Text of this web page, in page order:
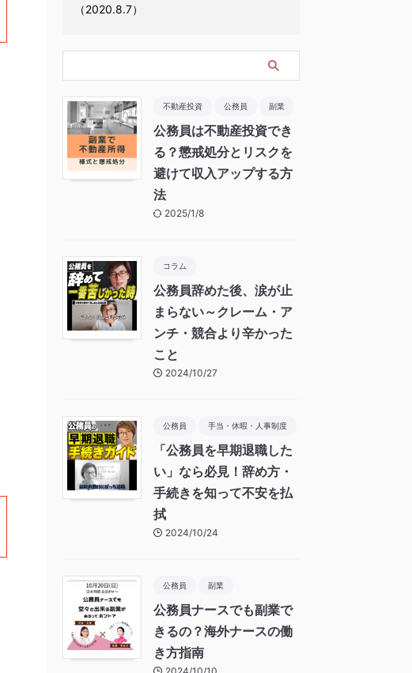
（2020.8.7）
不動産投資 公務員 副業
公務員は不動産投資でき
る？懲戒処分とリスクを
避けて収入アップする方
法
2025/1/8
コラム
公務員辞めた後、涙が止
まらない～クレーム・ア
ンチ・競合より辛かった
こと
2024/10/27
公務員 手当・休暇・人事制度
「公務員を早期退職した
い」なら必見！辞め方・
手続きを知って不安を払
拭
2024/10/24
公務員 副業
公務員ナースでも副業で
きるの？海外ナースの働
き方指南